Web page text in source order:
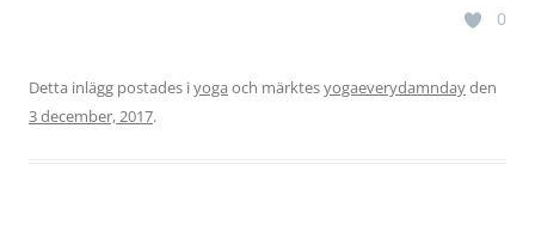
0
Detta inlägg postades iyoga och märktesyogaeverydamndayden
3 december, 2017.